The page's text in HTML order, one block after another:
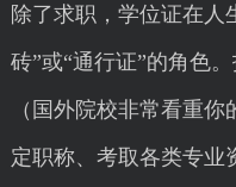
除了求职，学位证在人
砖”或“通行证”的角色
（国外院校非常看重
定职称、考取各类专业